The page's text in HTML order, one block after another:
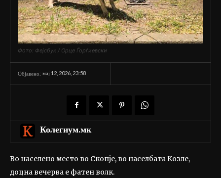
Фото: Фејсбук / Орце Ѓорѓиевски
Објавено: мај 12, 2026, 23:58
Колегиум.мк
Во населено место во Скопје, во населбата Козле,
доцна вечерва е фатен волк.